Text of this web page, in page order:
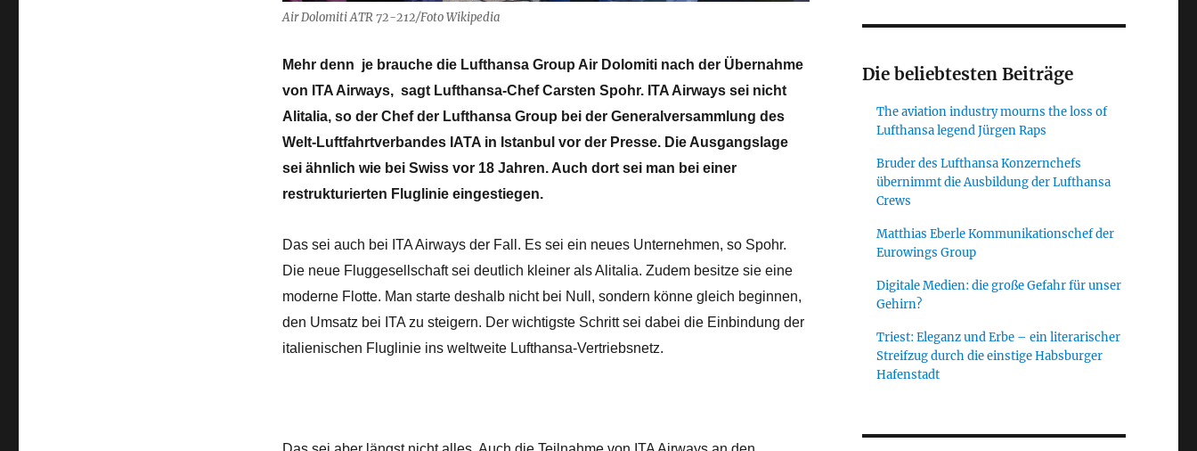
Air Dolomiti ATR 72-212/Foto Wikipedia
Mehr denn je brauche die Lufthansa Group Air Dolomiti nach der Übernahme
von ITA Airways, sagt Lufthansa-Chef Carsten Spohr. ITA Airways sei nicht
Alitalia, so der Chef der Lufthansa Group bei der Generalversammlung des
Welt-Luftfahrtverbandes IATA in Istanbul vor der Presse. Die Ausgangslage
sei ähnlich wie bei Swiss vor 18 Jahren. Auch dort sei man bei einer
restrukturierten Fluglinie eingestiegen.
Das sei auch bei ITA Airways der Fall. Es sei ein neues Unternehmen, so Spohr.
Die neue Fluggesellschaft sei deutlich kleiner als Alitalia. Zudem besitze sie eine
moderne Flotte. Man starte deshalb nicht bei Null, sondern könne gleich beginnen,
den Umsatz bei ITA zu steigern. Der wichtigste Schritt sei dabei die Einbindung der
italienischen Fluglinie ins weltweite Lufthansa-Vertriebsnetz.
Die beliebtesten Beiträge
The aviation industry mourns the loss of
Lufthansa legend Jürgen Raps
Bruder des Lufthansa Konzernchefs
übernimmt die Ausbildung der Lufthansa
Crews
Matthias Eberle Kommunikationschef der
Eurowings Group
Digitale Medien: die große Gefahr für unser
Gehirn?
Triest: Eleganz und Erbe – ein literarischer
Streifzug durch die einstige Habsburger
Hafenstadt